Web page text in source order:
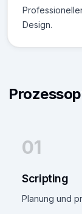
Design.
01
Scripting
Planung und